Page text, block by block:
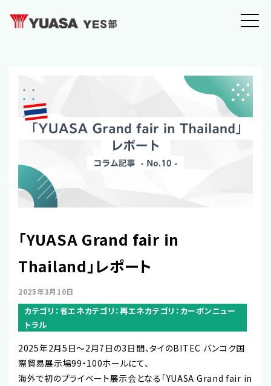
「YUASA Grand fair in
Thailand」レポート
2025年3月10日
カテゴリ：省エネカテゴリ：再エネカテゴリ：カーボンニュー
トラル
2025年2月5日～2月7日の3日間、タイのBITEC バンコク国
際貿易展示場99・100ホールにて、
海外で初のプライベート展示会となる「YUASA Grand fair in